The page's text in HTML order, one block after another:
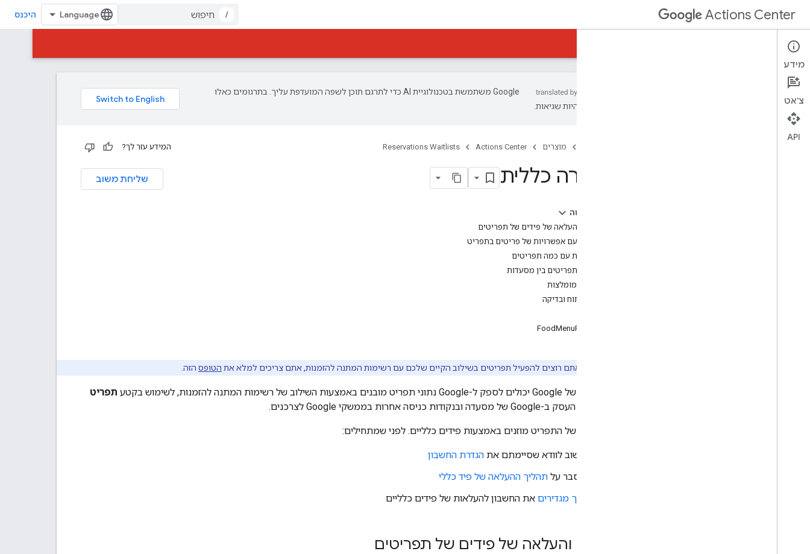
Actions Center
/ היכנס
סקירה כללית ודרישות הסף
מדיניות
‫Google משתמשת בטכנולוגיית AI כדי לתרגם תוכן לשפה המועדפת עליך. בתרגומים כאלו
עשויות להיות שגיאות.
מוצרים Actions Center
Reservations Waitlists המידע עזר לך?
שליחת משוב סקירה כללית
בדף הזה
יצירה והעלאה של פידים של תפריטים
עבודה עם אפשרויות של פריטים בתפריט
מסעדות עם כמה תפריטים
שיתוף תפריטים בין מסעדות
שיטות מומלצות
כלי פיתוח ובדיקה
FoodMenuFeed
אם אתם רוצים להפעיל תפריטים בשילוב הקיים שלכם עם רשימות המתנה להזמנות, אתם צריכים למלא את הטופס הזה.
שותפים של Google יכולים לספק ל-Google נתוני תפריט מובנים באמצעות השילוב של רשימות המתנה להזמנות, לשימוש בקטע
תפריט
בפרופיל העסק ב-Google של מסעדה ובנקודות כניסה אחרות בממשקי Google לצרכנים.
הנתונים של התפריט מוזנים באמצעות פידים כלליים. לפני שמתחילים:
חשוב לוודא שסיימתם את הגדרת החשבון
הסבר על תהליך ההעלאה של פיד כללי
איך מגדירים את החשבון להעלאות של פידים כלליים
יצירה והעלאה של פידים של תפריטים
מידע
צ'אט
API